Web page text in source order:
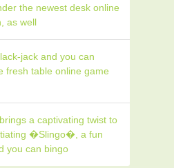
the newest desk online
as well
jack and you can
fresh table online game
a captivating twist to
�Slingo�, a fun
you can bingo